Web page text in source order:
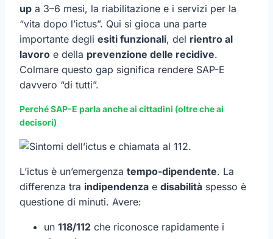
up a 3–6 mesi, la riabilitazione e i servizi per la
“vita dopo l’ictus”. Qui si gioca una parte
importante degli esiti funzionali, del rientro al
lavoro e della prevenzione delle recidive.
Colmare questo gap significa rendere SAP-E
davvero “di tutti”.
Perché SAP-E parla anche ai cittadini (oltre che ai
decisori)
L’ictus è un’emergenza tempo-dipendente. La
differenza tra indipendenza e disabilità spesso è
questione di minuti. Avere:
un 118/112 che riconosce rapidamente i